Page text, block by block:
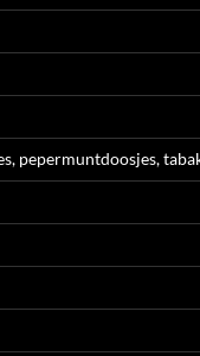
pepermuntdoosjes,